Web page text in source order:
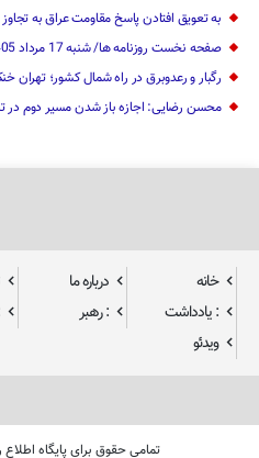
به تعویق افتادن پاسخ مقاومت عراق به
صفحه نخست روزنامه ها/ شنبه 17 مرداد 1405
رگبار و رعدوبرق در راه شمال کشور؛ تهران
محسن رضایی: اجازه باز شدن مسیر دوم در
خانه درباره ما
: یادداشت
: رهبر
ویدئو
تمامی حقوق برای پایگاه